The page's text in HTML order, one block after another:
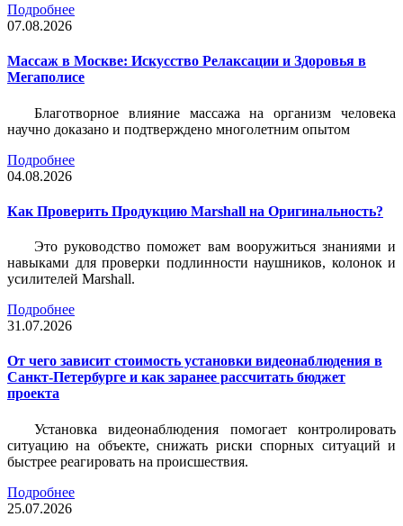
Подробнее
07.08.2026
Массаж в Москве: Искусство Релаксации и Здоровья в
Мегаполисе
Благотворное влияние массажа на организм человека
научно доказано и подтверждено многолетним опытом
Подробнее
04.08.2026
Как Проверить Продукцию Marshall на Оригинальность?
Это руководство поможет вам вооружиться знаниями и
навыками для проверки подлинности наушников, колонок и
усилителей Marshall.
Подробнее
31.07.2026
От чего зависит стоимость установки видеонаблюдения в
Санкт-Петербурге и как заранее рассчитать бюджет
проекта
Установка видеонаблюдения помогает контролировать
ситуацию на объекте, снижать риски спорных ситуаций и
быстрее реагировать на происшествия.
Подробнее
25.07.2026